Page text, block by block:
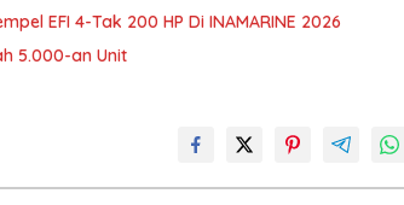
EFI 4-Tak 200 HP Di INAMARINE 2026
5.000-an Unit